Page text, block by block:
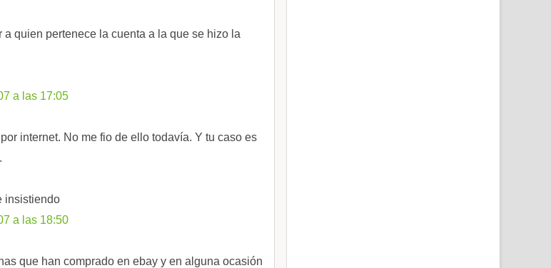
a quien pertenece la cuenta a la que se hizo la
a las 17:05
internet. No me fio de ello todavía. Y tu caso es
insistiendo
a las 18:50
que han comprado en ebay y en alguna ocasión